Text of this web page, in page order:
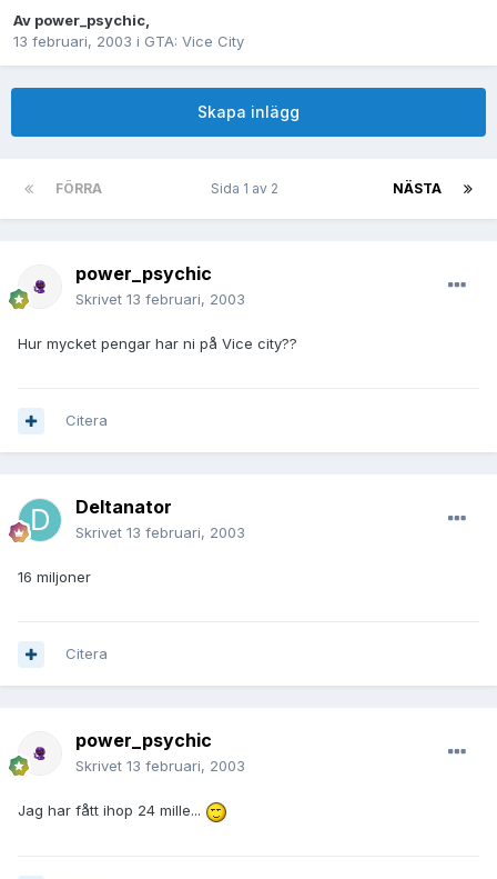
Av power_psychic,
13 februari, 2003 i GTA: Vice City
Skapa inlägg
FÖRRA NÄSTA
Sida 1 av 2
power_psychic
Skrivet 13 februari, 2003
Hur mycket pengar har ni på Vice city??
Citera
Deltanator
Skrivet 13 februari, 2003
16 miljoner
Citera
power_psychic
Skrivet 13 februari, 2003
Jag har fått ihop 24 mille...